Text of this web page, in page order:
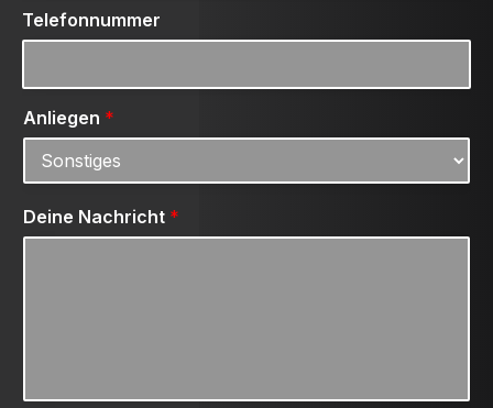
Telefonnummer
Anliegen *
Deine Nachricht *